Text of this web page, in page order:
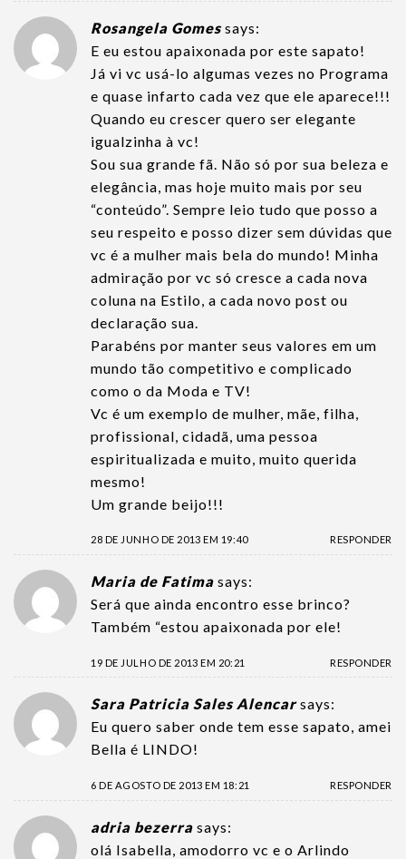
Rosangela Gomes says:
E eu estou apaixonada por este sapato!
Já vi vc usá-lo algumas vezes no Programa
e quase infarto cada vez que ele aparece!!!
Quando eu crescer quero ser elegante
igualzinha à vc!
Sou sua grande fã. Não só por sua beleza e
elegância, mas hoje muito mais por seu
“conteúdo”. Sempre leio tudo que posso a
seu respeito e posso dizer sem dúvidas que
vc é a mulher mais bela do mundo! Minha
admiração por vc só cresce a cada nova
coluna na Estilo, a cada novo post ou
declaração sua.
Parabéns por manter seus valores em um
mundo tão competitivo e complicado
como o da Moda e TV!
Vc é um exemplo de mulher, mãe, filha,
profissional, cidadã, uma pessoa
espiritualizada e muito, muito querida
mesmo!
Um grande beijo!!!
28 DE JUNHO DE 2013 EM 19:40 RESPONDER
Maria de Fatima says:
Será que ainda encontro esse brinco?
Também “estou apaixonada por ele!
19 DE JULHO DE 2013 EM 20:21 RESPONDER
Sara Patricia Sales Alencar says:
Eu quero saber onde tem esse sapato, amei
Bella é LINDO!
6 DE AGOSTO DE 2013 EM 18:21 RESPONDER
adria bezerra says:
olá Isabella, amodorro vc e o Arlindo